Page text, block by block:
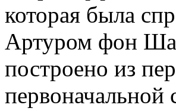
которая была
Артуром фон
построено из